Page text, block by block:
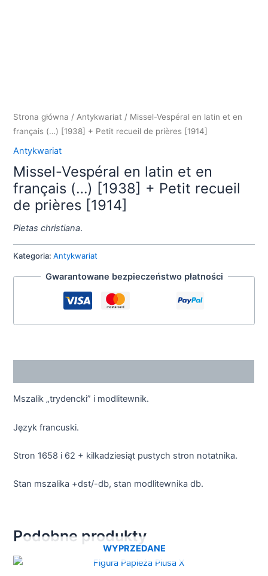
Strona główna / Antykwariat / Missel-Vespéral en latin et en
français (…) [1938] + Petit recueil de prières [1914]
Antykwariat
Missel-Vespéral en latin et en
français (…) [1938] + Petit recueil
de prières [1914]
Pietas christiana.
Kategoria:Antykwariat
Gwarantowane bezpieczeństwo płatności
Mszalik „trydencki” i modlitewnik.
Język francuski.
Stron 1658 i 62 + kilkadziesiąt pustych stron notatnika.
Stan mszalika +dst/-db, stan modlitewnika db.
Podobne produkty
WYPRZEDANE